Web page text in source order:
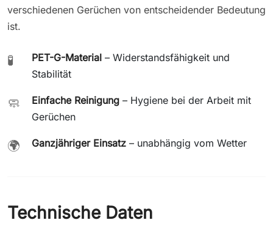
verschiedenen Gerüchen von entscheidender Bedeutung
ist.
🧪 PET-G-Material – Widerstandsfähigkeit und
Stabilität
🧼 Einfache Reinigung – Hygiene bei der Arbeit mit
Gerüchen
🌍 Ganzjähriger Einsatz – unabhängig vom Wetter
Technische Daten